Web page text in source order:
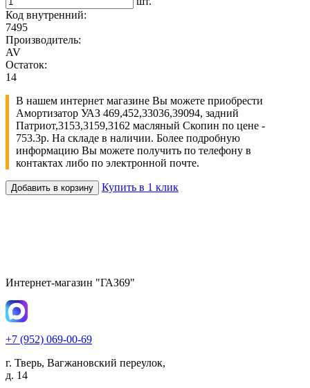
Код внутренний:
7495
Производитель:
AV
Остаток:
14
В нашем интернет магазине Вы можете приобрести
Амортизатор УАЗ 469,452,33036,39094, задний
Патриот,3153,3159,3162 масляный Скопин по цене -
753.3р. На складе в наличии. Более подробную
информацию Вы можете получить по телефону в
контактах либо по электронной почте.
Добавить в корзину Купить в 1 клик
Интернет-магазин "ГАЗ69"
+7 (952) 069-00-69
г. Тверь, Вагжановский переулок,
д. 14